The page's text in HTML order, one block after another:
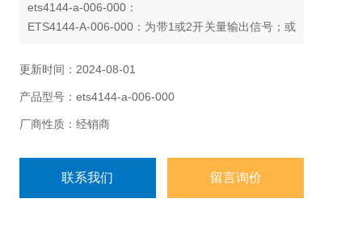
ets4144-a-006-000：
ETS4144-A-006-000：为带1或2开关量输出信号；或
出负荷1.2A
更新时间：2024-08-01
产品型号：ets4144-a-006-000
厂商性质：经销商
联系我们 留言询价